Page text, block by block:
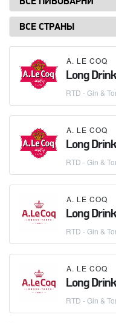
A. LE COQ
Long
RTD - Gin &
A. LE COQ
Long
RTD - Gin &
A. LE COQ
Long
RTD - Gin &
A. LE COQ
Long
RTD - Gin &